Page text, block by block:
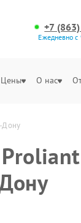
+7
Ежедневно
Цены О нас
Дону